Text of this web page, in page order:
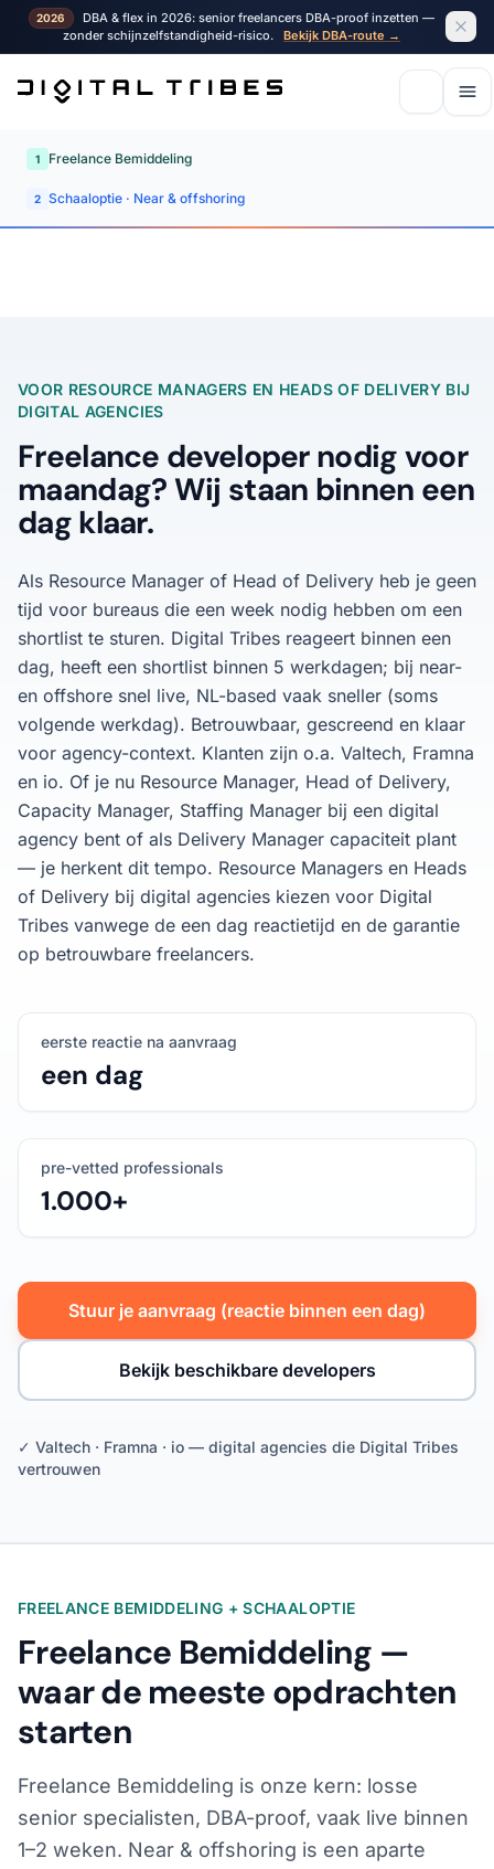
2026
DBA & flex in 2026: senior freelancers DBA-proof inzetten —
zonder schijnzelfstandigheid-risico.
Bekijk DBA-route →
1 Freelance Bemiddeling
2 Schaaloptie · Near & offshoring
VOOR RESOURCE MANAGERS EN HEADS OF DELIVERY BIJ
DIGITAL AGENCIES
Freelance developer nodig voor
maandag? Wij staan binnen een
dag klaar.
Als Resource Manager of Head of Delivery heb je geen
tijd voor bureaus die een week nodig hebben om een
shortlist te sturen. Digital Tribes reageert binnen een
dag, heeft een shortlist binnen 5 werkdagen; bij near-
en offshore snel live, NL-based vaak sneller (soms
volgende werkdag). Betrouwbaar, gescreend en klaar
voor agency-context. Klanten zijn o.a. Valtech, Framna
en io. Of je nu Resource Manager, Head of Delivery,
Capacity Manager, Staffing Manager bij een digital
agency bent of als Delivery Manager capaciteit plant
— je herkent dit tempo. Resource Managers en Heads
of Delivery bij digital agencies kiezen voor Digital
Tribes vanwege de een dag reactietijd en de garantie
op betrouwbare freelancers.
eerste reactie na aanvraag
een dag
pre-vetted professionals
1.000+
Stuur je aanvraag (reactie binnen een dag)
Bekijk beschikbare developers
✓ Valtech · Framna · io — digital agencies die Digital Tribes
vertrouwen
FREELANCE BEMIDDELING + SCHAALOPTIE
Freelance Bemiddeling —
waar de meeste opdrachten
starten
Freelance Bemiddeling is onze kern: losse
senior specialisten, DBA-proof, vaak live binnen
1–2 weken. Near & offshoring is een aparte